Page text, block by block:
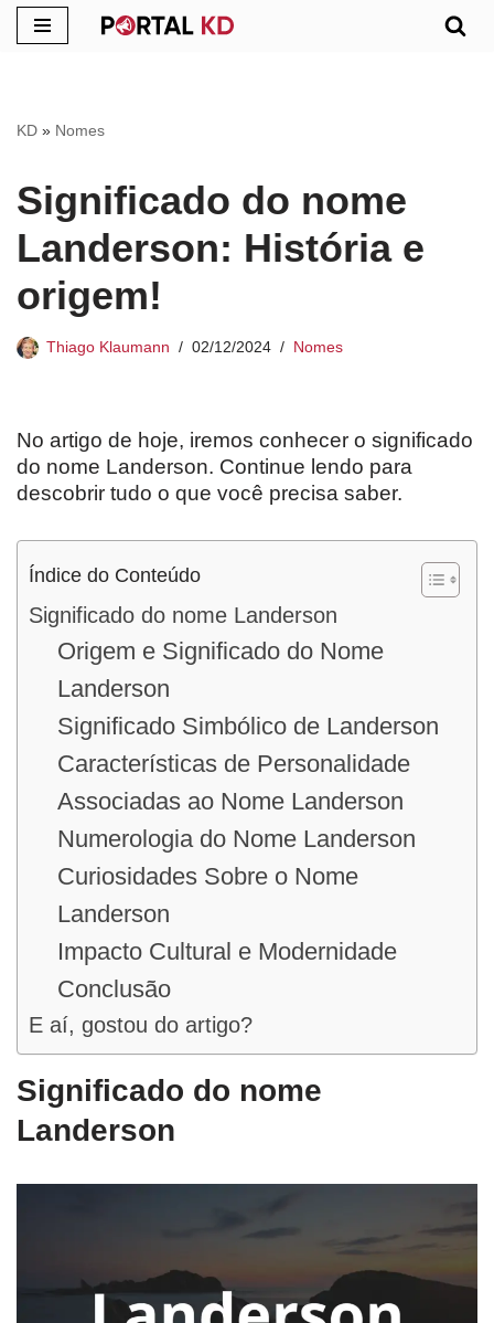
conteúdo
KD » Nomes
Significado do nome
Landerson: História e
origem!
Thiago Klaumann 02/12/2024 Nomes
No artigo de hoje, iremos conhecer o significado
do nome Landerson. Continue lendo para
descobrir tudo o que você precisa saber.
Índice do Conteúdo
Significado do nome Landerson
Origem e Significado do Nome
Landerson
Significado Simbólico de Landerson
Características de Personalidade
Associadas ao Nome Landerson
Numerologia do Nome Landerson
Curiosidades Sobre o Nome
Landerson
Impacto Cultural e Modernidade
Conclusão
E aí, gostou do artigo?
Significado do nome
Landerson